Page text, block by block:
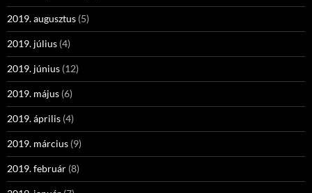
2019. augusztus (5)
2019. július (4)
2019. június (12)
2019. május (6)
2019. április (4)
2019. március (9)
2019. február (8)